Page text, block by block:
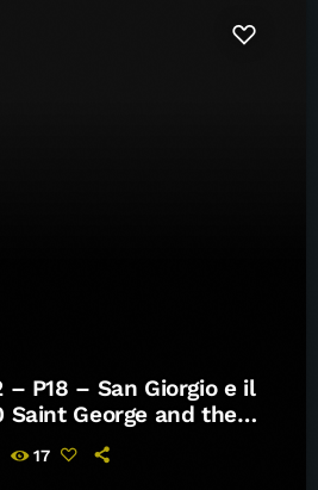
– P18 – San Giorgio e il
17